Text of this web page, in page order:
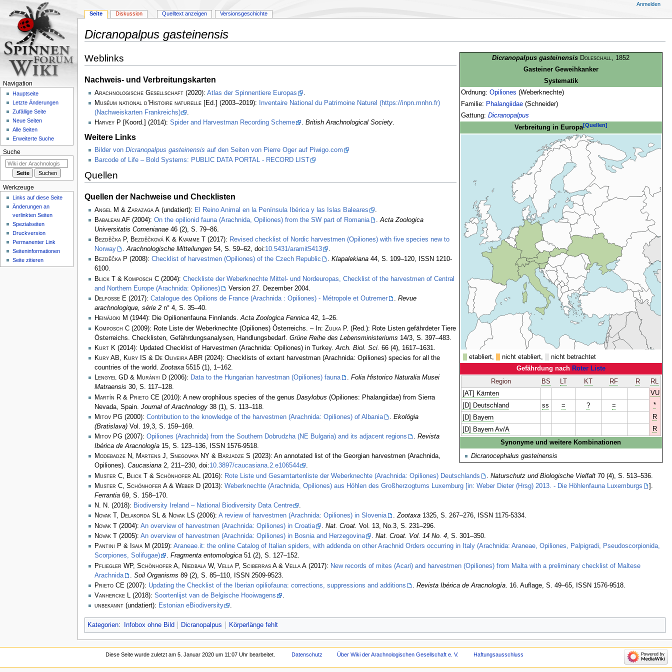
Dicranopalpus gasteinensis
Navigation
Suche
Dicranopalpus gasteinensis Doleschall, 1852
Gasteiner Geweihkanker
Systematik
Ordnung: Opiliones (Weberknechte)
Familie: Phalangiidae(Schneider)
Gattung: Dicranopalpus
Verbreitung in Europa[Quellen]
etabliert, nicht etabliert,
nicht betrachtet
Gefährdung nach Roter Liste
Region
BS LT KT RF R
RL
[AT] Kärnten
VU
[D] Deutschland
ss = ? =
*
[D] Bayern
R
[D] Bayern Av/A
R
Synonyme und weitere Kombinationen
Dicranocephalus gasteinensis
Weblinks
Nachweis- und Verbreitungskarten
Arachnologische Gesellschaft(2020): Atlas der Spinnentiere Europas
Muséum national d’Histoire naturelle[Ed.] (2003–2019):
Inventaire National du Patrimoine Naturel (https://inpn.mnhn.fr)
(Nachweiskarten Frankreichs)
.
Harvey P [Koord.] (2014): Spider and Harvestman Recording Scheme . British Arachnological Society.
Weitere Links
Bilder von Dicranopalpus gasteinensis auf den Seiten von Pierre Oger auf Piwigo.com
Barcode of Life – Bold Systems: PUBLIC DATA PORTAL - RECORD LIST
Quellen
Quellen der Nachweise und Checklisten
Angel M & Zarazaga A(undatiert): El Reino Animal en la Península Ibérica y las Islas Baleares
Babalean AF(2004): On the opilionid fauna (Arachnida, Opiliones) from the SW part of Romania .Acta Zoologica
Universitatis Comenianae46 (2), S. 79–86.
Bezděčka P, Bezděčková K & Kvamme T
(2017): Revised checklist of Nordic harvestmen (Opiliones) with five species new to
Norway
.Arachnologische Mitteilungen54, S. 59–62, doi:10.5431/aramit5413
.
Bezděčka P (2008): Checklist of harvestmen (Opiliones) of the Czech Republic . Klapalekiana44, S. 109–120, ISSN 1210-
6100.
Blick T & Komposch C(2004): Checkliste der Weberknechte Mittel- und Nordeuropas, Checklist of the harvestmen of Central
and Northern Europe (Arachnida: Opiliones)
Version 27. Dezember 2004.
Delfosse E(2017): Catalogue des Opilions de France (Arachnida : Opiliones) - Métropole et Outremer . Revue
arachnologique, série 2n° 4, S. 35–40.
Heinäjoki M (1944): Die Opilionenfauna Finnlands.Acta Zoologica Fennica42, 1–26.
Komposch C(2009): Rote Liste der Weberknechte (Opiliones) Österreichs. – In: ZulkaP. (Red.): Rote Listen gefährdeter Tiere
Österreichs. Checklisten, Gefährdungsanalysen, Handlungsbedarf. Grüne Reihe des Lebensministeriums 14/3, S. 397–483.
Kurt K (2014): Updated Checklist of Harvestmen (Arachnida: Opiliones) in Turkey. Arch. Biol. Sci. 66 (4), 1617–1631.
Kury AB, Kury IS & De Oliveira ABR(2024): Checklists of extant harvestman (Arachnida: Opiliones) species for all the
countries of the world.Zootaxa5515 (1), 1–162.
Lengyel GD & Murányi D(2006): Data to the Hungarian harvestman (Opiliones) fauna . Folia Historico Naturalia Musei
Matraensis 30, S. 117–128.
Martín R & Prieto CE (2010): A new orophilous species of the genus Dasylobus (Opiliones: Phalangiidae) from Sierra
Nevada, Spain. Journal of Arachnology38 (1), S. 113–118.
Mitov PG(2000): Contribution to the knowledge of the harvestmen (Arachnida: Opiliones) of Albania . Ekológia
(Bratislava)Vol. 19,3, S. 159–169.
Mitov PG(2007): Opiliones (Arachnida) from the Southern Dobrudzha (NE Bulgaria) and its adjacent regions . Revista
Ibérica de Aracnología15, S. 123–136, ISSN 1576-9518.
Modebadze N, Martens J, Snegovaya NY & Barjadze S (2023): An annotated list of the Georgian harvestmen (Arachnida,
Opiliones). Caucasiana2, 211–230, doi:10.3897/caucasiana.2.e106544
.
Muster C, Blick T & Schönhofer AL
(2016): Rote Liste und Gesamtartenliste der Weberknechte (Arachnida: Opiliones) Deutschlands Naturschutz und Biologische Vielfalt70 (4), S. 513–536.
Muster C, Schönhofer A & Weber D(2013): Weberknechte (Arachnida, Opiliones) aus Höhlen des Großherzogtums Luxemburg [in: Weber Dieter (Hrsg) 2013. - Die Höhlenfauna Luxemburgs
].
Ferrantia69, S. 158–170.
N. N. (2018): Biodiversity Ireland – National Biodiversity Data Centre
.
Novak T, Delakorda SL & Novak LS (2006): A review of harvestmen (Arachnida: Opiliones) in Slovenia .Zootaxa1325, S. 267–276, ISSN 1175-5334.
Novak T(2004): An overview of harvestmen (Arachnida: Opiliones) in Croatia Nat. Croat. Vol. 13, No.3, S. 231–296.
Novak T
(2005): An overview of harvestmen (Arachnida: Opiliones) in Bosnia and Herzegovina . Nat. Croat. Vol. 14 No. 4, S. 301–350.
Pantini P & Isaia M (2019): Araneae.it: the online Catalog of Italian spiders, with addenda on other Arachnid Orders occurring in Italy (Arachnida: Araneae, Opiliones, Palpigradi, Pseudoscorpionida,
Scorpiones, Solifugae)
. Fragmenta entomologica51 (2), S. 127–152.
Pfliegler WP, Schönhofer A, Niedbała W, Vella P, Sciberras A & Vella A(2017): New records of mites (Acari) and harvestmen (Opiliones) from Malta with a preliminary checklist of Maltese
Arachnida
Soil Organisms 89 (2), S. 85–110, ISSN 2509-9523.
Prieto CE (2007): Updating the Checklist of the Iberian opiliofauna: corrections, suppressions and additions Revista Ibérica de Aracnología. 16. Auflage, S. 49–65, ISSN 1576-9518.
Vanhercke L(2018): Soortenlijst van de Belgische Hooiwagens
.
unbekannt(undatiert): Estonian eBiodiversity .
Kategorien: Infobox ohne Bild Dicranopalpus Körperlänge fehlt
Seite Diskussion Quelltext anzeigen Versionsgeschichte
Anmelden
Navigation
Hauptseite
Letzte Änderungen
Zufällige Seite
Neue Seiten
Alle Seiten
Erweiterte Suche
Suche
Werkzeuge
Links auf diese Seite
Änderungen an
verlinkten Seiten
Spezialseiten
Druckversion
Permanenter Link
Seiten­­informationen
Seite zitieren
Diese Seite wurde zuletzt am 5. Januar 2020 um 11:07 Uhr bearbeitet. Datenschutz Über Wiki der Arachnologischen Gesellschaft e. V. Haftungsausschluss